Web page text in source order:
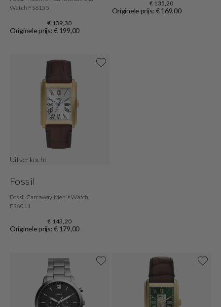
Watch FS6155
€ 139,30
Originele prijs: € 199,00
€ 135,20
Originele prijs: € 169,00
Uitverkocht
Fossil
Fossil Carraway Men's Watch
FS6011
€ 143,20
Originele prijs: € 179,00